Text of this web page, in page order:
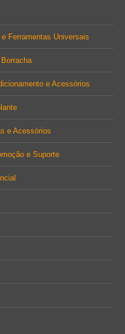
Ferramentas Universais
e Acessórios
e Acessórios
e Suporte